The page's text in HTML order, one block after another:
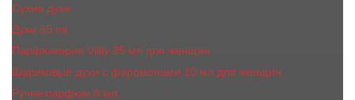
Сухие духи
Духи 65 ml
Парфюмерия Vilily 25 мл для женщин
Шариковые духи с феромонами 10 мл для женщин
Ручка-парфюм 8 мл